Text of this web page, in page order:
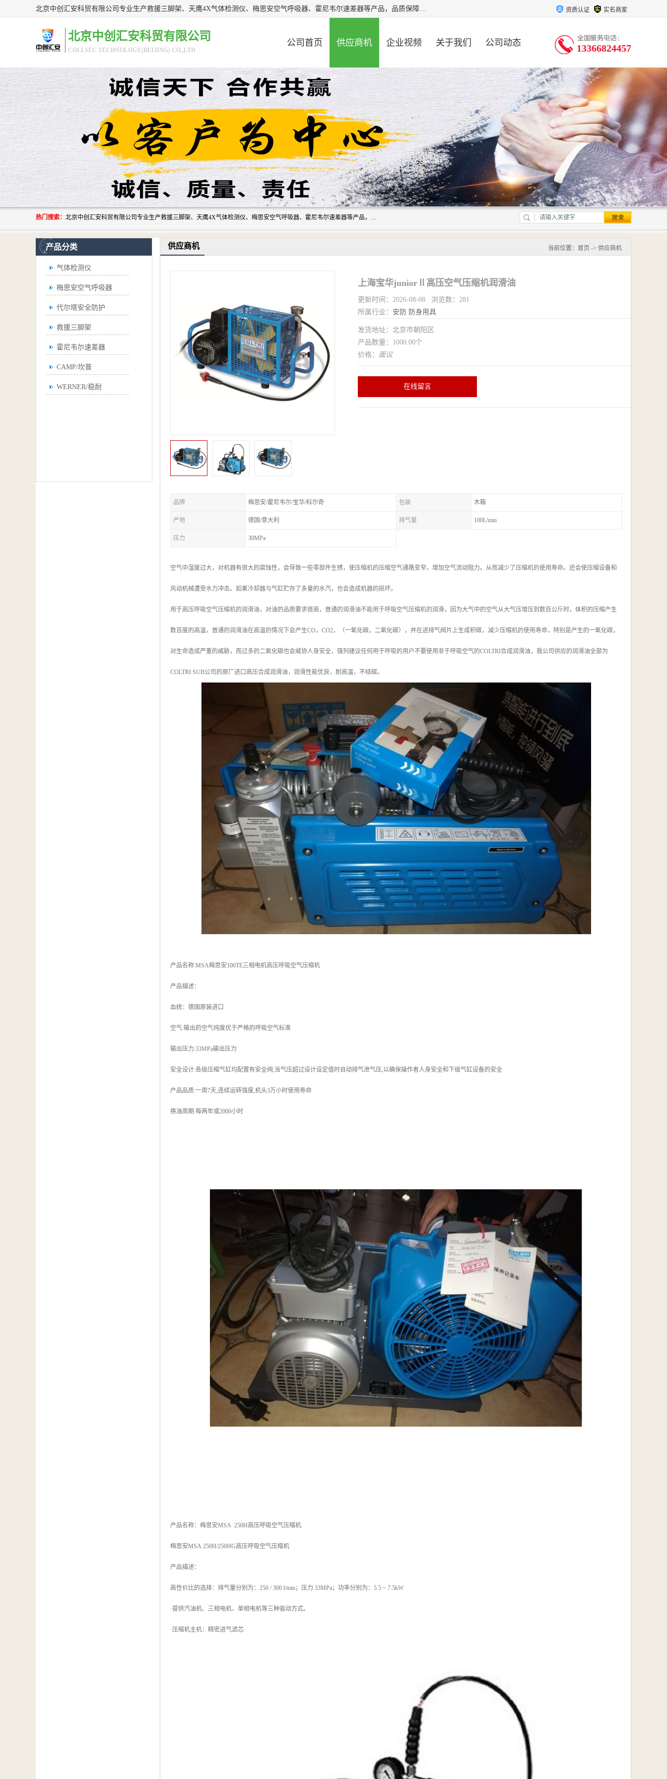
北京中创汇安科贸有限公司专业生产救援三脚架、天鹰4X气体检测仪、梅思安空气呼吸器、霍尼韦尔速差器等产品，品质保障，价格合理，欢迎在线致电咨询。 资质认证 实名商家
北京中创汇安科贸有限公司
COLLSEC TECHNOLOGY(BEIJING) CO.,LTD
公司首页 供应商机 企业视频 关于我们 公司动态 13366824457
热门搜索： 北京中创汇安科贸有限公司专业生产救援三脚架、天鹰4X气体检测仪、梅思安空气呼吸器、霍尼韦尔速差器等产品，品质保障，价格合理，欢迎在线致电咨询。
产品分类
气体检测仪
梅思安空气呼吸器
代尔塔安全防护
救援三脚架
霍尼韦尔速差器
CAMP/坎普
WERNER/稳耐
供应商机 当前位置： 首页 -> 供应商机
上海宝华juniorⅡ高压空气压缩机润滑油
更新时间：2026-08-08 浏览数：281
所属行业： 安防 防身用具
发货地址：北京市朝阳区
产品数量：1000.00个
价格： 面议
在线留言
品牌 梅思安/霍尼韦尔/宝华/科尔奇 包装 木箱
产地 德国/意大利 排气量 100L/min
压力 30MPa
空气中湿度过大，对机器有很大的腐蚀性，会导致一些零部件生锈，使压缩机的压缩空气通路变窄，增加空气流动阻力。从而减少了压缩机的使用寿命。还会使压缩设备和
风动机械遭受水力冲击。如果冷却器与气缸贮存了多量的水汽，也会造成机器的损坏。
用于高压呼吸空气压缩机的润滑油，对油的品质要求很高，普通的润滑油不能用于呼吸空气压缩机的润滑，因为大气中的空气从大气压增压到数百公斤时，体积的压缩产生
数百度的高温，普通的润滑油在高温的情况下会产生CO，CO2，（一氧化碳，二氧化碳），并在进排气阀片上生成积碳，减少压缩机的使用寿命，特别是产生的一氧化碳，
对生命造成严重的威胁，而过多的二氧化碳也会威协人身安全，强列建议任何用于呼吸的用户不要使用非于呼吸空气的COLTRI合成润滑油，我公司供应的润滑油全部为
COLTRI SUB公司的原厂进口高压合成润滑油，润滑性能优良，耐高温，不结碳。
产品名称:MSA梅思安100TE三相电机高压呼吸空气压缩机
产品描述：
血统：德国原装进口
空气:输出的空气纯度优于严格的呼吸空气标准
输出压力:33MPa输出压力
安全设计:各级压缩气缸均配置有安全阀,当气压超过设计设定值时自动排气泄气压,以确保操作者人身安全和下级气缸设备的安全
产品品质:一周7天,连续运转强度,机头3万小时使用寿命
换油周期:每两年或2000小时
产品名称：梅思安MSA 250H高压呼吸空气压缩机
梅思安MSA 250H/250HG高压呼吸空气压缩机
产品描述：
高性价比的选择：排气量分别为：250 / 300 l/min；压力 33MPa；功率分别为：5.5 ~ 7.5kW
·提供汽油机、三相电机、单相电机等三种驱动方式。
·压缩机主机：精密进气滤芯